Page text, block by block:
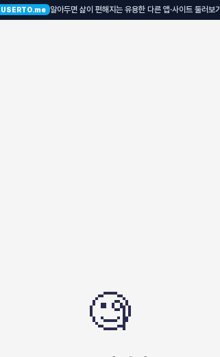
USERTO.me 알아두면 삶이 편해지는 유용한 다른 앱·사이트 둘러보기
🧐